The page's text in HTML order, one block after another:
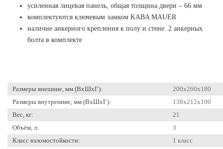
усиленная лицевая панель, общая толщина двери – 66 мм
комплектуются ключевым замком KABA MAUER
наличие анкерного крепления к полу и стене. 2 анкерных
болта в комплекте
Размеры внешние, мм (ВхШхГ):
200x260x180
Размеры внутренние, мм (ВхШхГ):
138x212x100
Вес, кг:
21
Объём, л:
3
Класс взломостойкости:
1 класс